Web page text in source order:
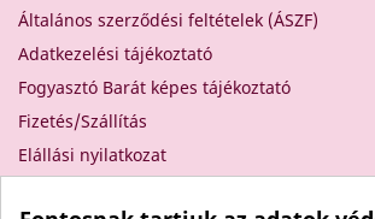
Általános szerződési feltételek (ÁSZF)
Adatkezelési tájékoztató
Fogyasztó Barát képes tájékoztató
Fizetés/Szállítás
Elállási nyilatkozat